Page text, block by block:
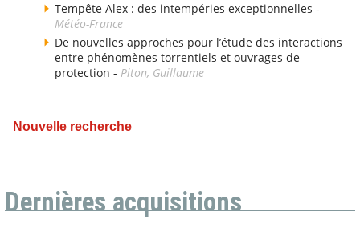
Tempête Alex : des intempéries exceptionnelles -
Météo-France
De nouvelles approches pour l’étude des interactions
entre phénomènes torrentiels et ouvrages de
protection - Piton, Guillaume
Nouvelle recherche
Dernières acquisitions